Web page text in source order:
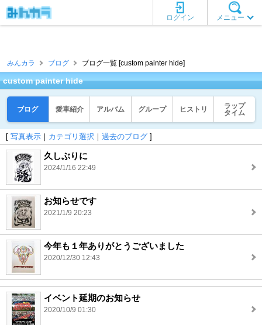
メニュー
ログイン
みんカラ ブログ ブログ一覧 [custom painter hide]
custom painter hide
ブログ 愛車紹介 アルバム グループ ヒストリ
ラップ
タイム
[ 写真表示 ｜ カテゴリ選択 ｜ 過去のブログ ]
久しぶりに
2024/1/16 22:49
お知らせです
2021/1/9 20:23
今年も１年ありがとうございました
2020/12/30 12:43
イベント延期のお知らせ
2020/10/9 01:30